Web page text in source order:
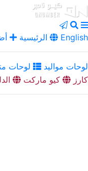
الرئيسية English
لوحات مواليد لوحات
كارز
كيو ماركت